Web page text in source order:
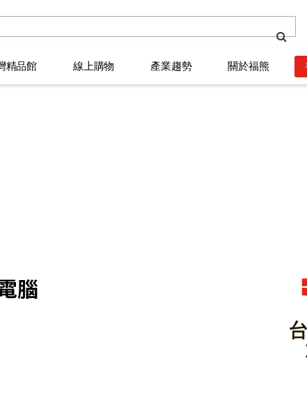
頒獎典禮 獲獎者權
2026年台灣精品獎得主 精品專欄 影音頻道
精品館
創新生活大玩家 366數位語錄
線上購物 產業趨勢
IPSOS 市調報告
關於福熊
腦
頒獎典禮 獲獎者權
2026年台灣精品獎得主 精品專欄 影音頻道
精品館
創新生活大玩家 366數位語錄
線上購物 產業趨勢
IPSOS 市調報告
關於福熊